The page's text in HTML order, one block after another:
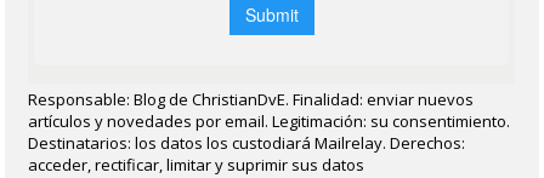
Responsable: Blog de ChristianDvE. Finalidad: enviar nuevos
artículos y novedades por email. Legitimación: su consentimiento.
Destinatarios: los datos los custodiará Mailrelay. Derechos:
acceder, rectificar, limitar y suprimir sus datos